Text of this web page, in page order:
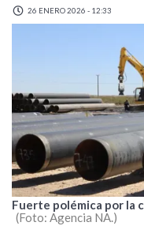
26 ENERO 2026 - 12:33
Fuerte polémica por la
Foto: Agencia NA.